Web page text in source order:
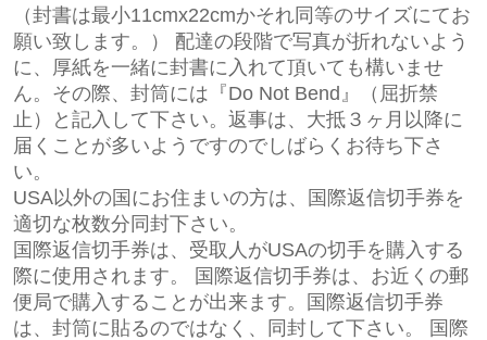
（封書は最小11cmx22cmかそれ同等のサイズにてお
願い致します。） 配達の段階で写真が折れないよう
に、厚紙を一緒に封書に入れて頂いても構いませ
ん。その際、封筒には『Do Not Bend』（屈折禁
止）と記入して下さい。返事は、大抵３ヶ月以降に
届くことが多いようですのでしばらくお待ち下さ
い。
USA以外の国にお住まいの方は、国際返信切手券を
適切な枚数分同封下さい。
国際返信切手券は、受取人がUSAの切手を購入する
際に使用されます。 国際返信切手券は、お近くの郵
便局で購入することが出来ます。国際返信切手券
は、封筒に貼るのではなく、同封して下さい。 国際